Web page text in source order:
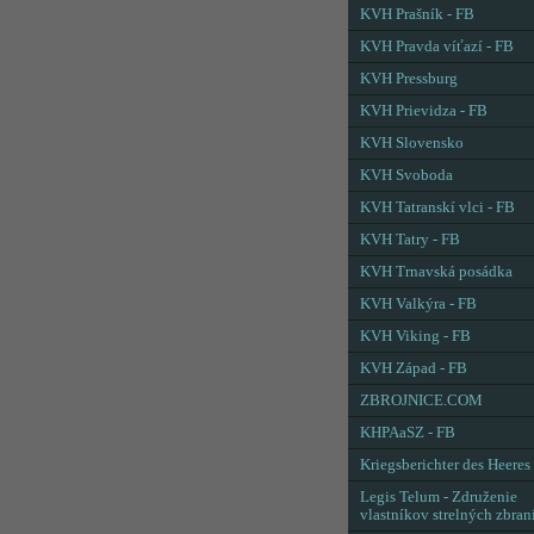
KVH Prašník - FB
KVH Pravda víťazí - FB
KVH Pressburg
KVH Prievidza - FB
KVH Slovensko
KVH Svoboda
KVH Tatranskí vlci - FB
KVH Tatry - FB
KVH Trnavská posádka
KVH Valkýra - FB
KVH Viking - FB
KVH Západ - FB
ZBROJNICE.COM
KHPAaSZ - FB
Kriegsberichter des Heeres
Legis Telum - Združenie
vlastníkov strelných